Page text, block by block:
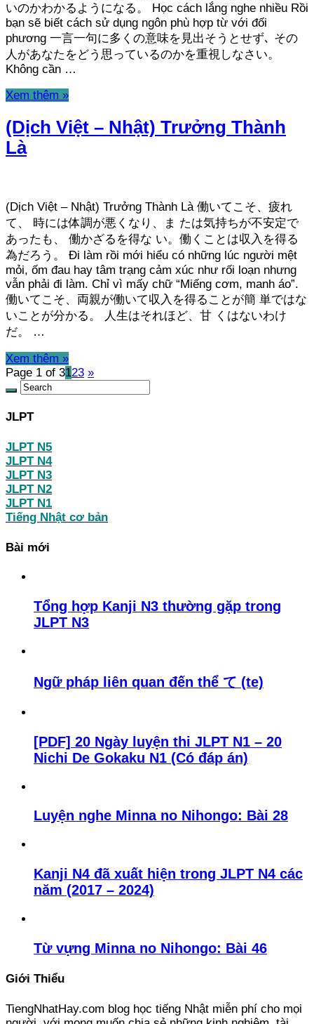
いのかわかるようになる。 Học cách lắng nghe nhiều Rồi
bạn sẽ biết cách sử dụng ngôn phù hợp từ với đối
phương 一言一句に多くの意味を見出そうとせず､ その
人があなたをどう思っているのかを重視しなさい。
Không cần …
Xem thêm »
(Dịch Việt – Nhật) Trưởng Thành
Là
(Dịch Việt – Nhật) Trưởng Thành Là 働いてこそ、疲れ
て、 時には体調が悪くなり、ま たは気持ちが不安定で
あったも、 働かざるを得な い。働くことは収入を得る
為だろう。 Đi làm rồi mới hiểu có những lúc người mệt
mỏi, ốm đau hay tâm trạng cảm xúc như rối loạn nhưng
vẫn phải đi làm. Chỉ vì mấy chữ “Miếng cơm, manh áo”.
働いてこそ、両親が働いて収入を得ることが簡 単ではな
いことが分かる。 人生はそれほど、甘 くはないわけ
だ。 …
Xem thêm »
Page 1 of 3123 »
JLPT
JLPT N5
JLPT N4
JLPT N3
JLPT N2
JLPT N1
Tiếng Nhật cơ bản
Bài mới
Tổng hợp Kanji N3 thường gặp trong
JLPT N3
Ngữ pháp liên quan đến thể て (te)
[PDF] 20 Ngày luyện thi JLPT N1 – 20
Nichi De Gokaku N1 (Có đáp án)
Luyện nghe Minna no Nihongo: Bài 28
Kanji N4 đã xuất hiện trong JLPT N4 các
năm (2017 – 2024)
Từ vựng Minna no Nihongo: Bài 46
Giới Thiểu
TiengNhatHay.com blog học tiếng Nhật miễn phí cho mọi